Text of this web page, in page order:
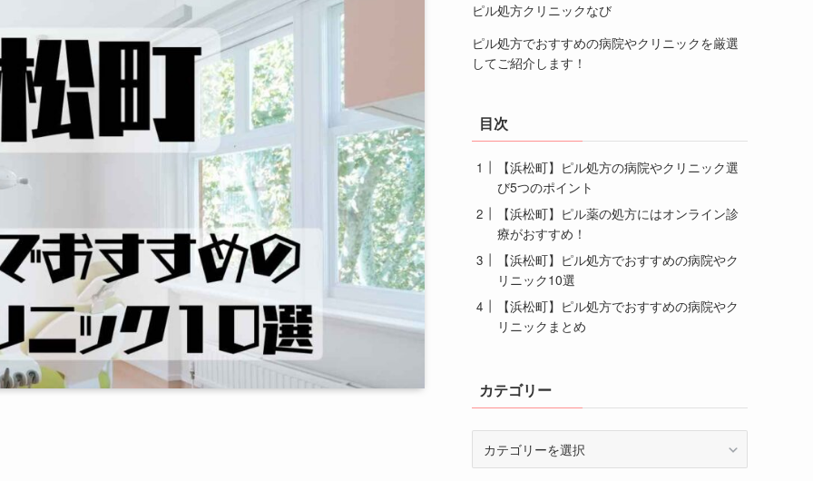
ピル処方クリニックなび
ピル処方でおすすめの病院やクリニックを厳選
してご紹介します！
目次
【浜松町】ピル処方の病院やクリニック選
び5つのポイント
【浜松町】ピル薬の処方にはオンライン診
療がおすすめ！
【浜松町】ピル処方でおすすめの病院やク
リニック10選
【浜松町】ピル処方でおすすめの病院やク
リニックまとめ
カテゴリー